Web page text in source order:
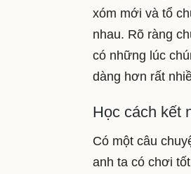
xóm mới và tổ
nhau. Rõ ràng
có những lúc
dàng hơn rất
Học cách kết
Có một câu
anh ta có chơi